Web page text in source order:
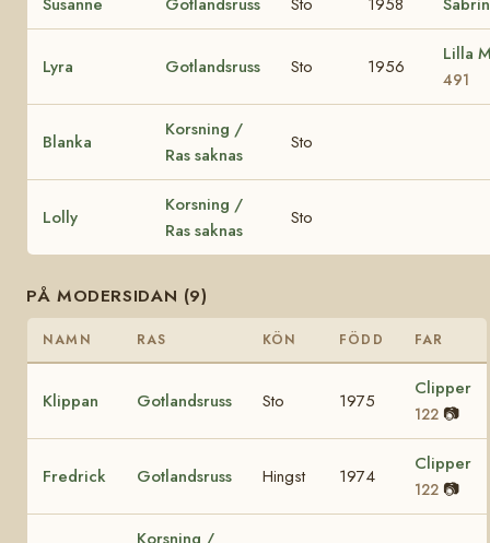
Lyra Gotlandsruss Sto 1956
Lilla
491
Blanka
Korsning /
Ras saknas
Sto
Lolly
Korsning /
Ras saknas
Sto
PÅ MODERSIDAN (9)
NAMN RAS KÖN FÖDD FAR
Klippan Gotlandsruss Sto 1975
Clipper
122 📷
Fredrick Gotlandsruss Hingst 1974
Clipper
122 📷
Korsning /